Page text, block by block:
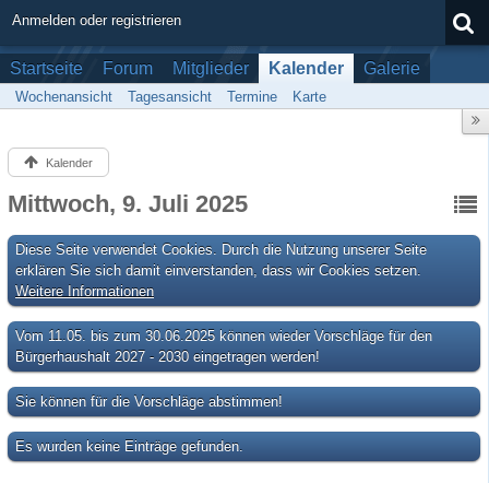
Anmelden oder registrieren
Startseite Forum Mitglieder Kalender Galerie
Wochenansicht Tagesansicht Termine Karte
Kalender
Mittwoch, 9. Juli 2025
Diese Seite verwendet Cookies. Durch die Nutzung unserer Seite
erklären Sie sich damit einverstanden, dass wir Cookies setzen.
Weitere Informationen
Vom 11.05. bis zum 30.06.2025 können wieder Vorschläge für den
Bürgerhaushalt 2027 - 2030 eingetragen werden!
Sie können für die Vorschläge abstimmen!
Es wurden keine Einträge gefunden.